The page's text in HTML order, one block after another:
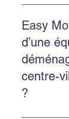
Oui. Easy
gratuits
compris
Easy
d’une
centre-
?